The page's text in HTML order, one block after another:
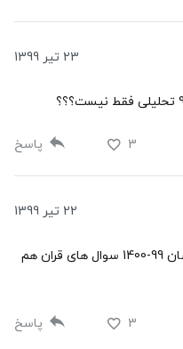
23 تیر 1399
3 پاسخ
22 تیر 1399
سلام ببخشید مگه تو امتحان تیز هوشان 99-1400 سوال های قران هم
3 پاسخ